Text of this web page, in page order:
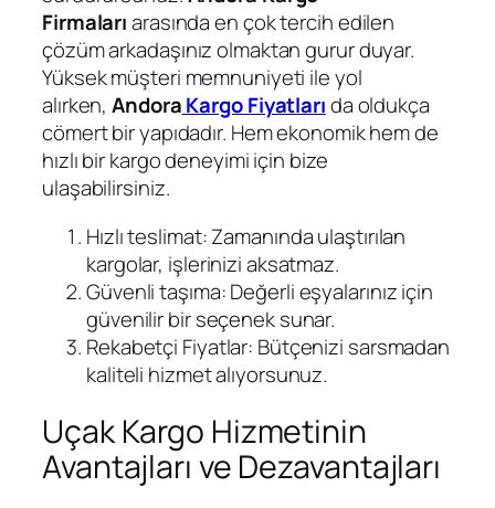
Firmalarıarasında en çok tercih edilen
çözüm arkadaşınız olmaktan gurur duyar.
Yüksek müşteri memnuniyeti ile yol
alırken,AndoraKargo Fiyatlarıda oldukça
cömert bir yapıdadır. Hem ekonomik hem de
hızlı bir kargo deneyimi için bize
ulaşabilirsiniz.
Hızlı teslimat: Zamanında ulaştırılan
kargolar, işlerinizi aksatmaz.
Güvenli taşıma: Değerli eşyalarınız için
güvenilir bir seçenek sunar.
Rekabetçi Fiyatlar: Bütçenizi sarsmadan
kaliteli hizmet alıyorsunuz.
Uçak Kargo Hizmetinin
Avantajları ve Dezavantajları